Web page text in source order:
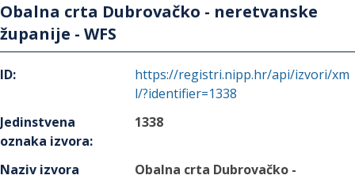
Obalna crta Dubrovačko - neretvanske
županije - WFS
ID:
https://registri.nipp.hr/api/izvori/xm
l/?identifier=1338
Jedinstvena
oznaka izvora:
1338
Naziv izvora
Obalna crta Dubrovačko -